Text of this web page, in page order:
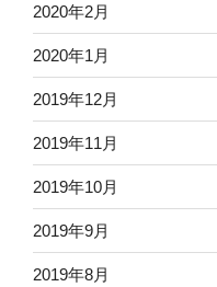
2020年2月
2020年1月
2019年12月
2019年11月
2019年10月
2019年9月
2019年8月